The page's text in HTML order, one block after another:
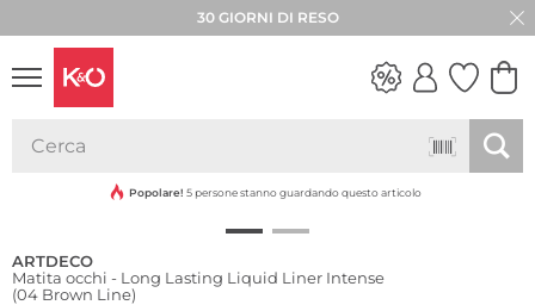
30 GIORNI DI RESO
VIBES
Popolare! 5 persone stanno guardando questo articolo
ARTDECO
Matita occhi - Long Lasting Liquid Liner Intense
(04 Brown Line)